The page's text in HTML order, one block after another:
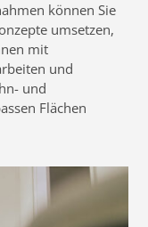
können Sie
umsetzen,
mit
und
und
Flächen